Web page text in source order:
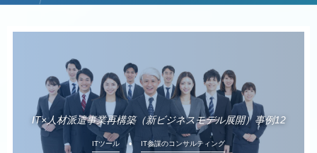
IT×人材派遣事業再構築（新ビジネスモデル展開）事例12
ITツール IT参謀のコンサルティング